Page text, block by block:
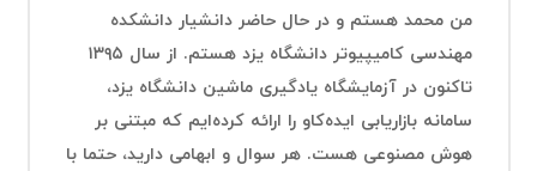
من محمد هستم و در حال حاضر دانشیار دانشکده
مهندسی کامیپیوتر دانشگاه یزد هستم. از سال ۱۳۹۵
تاکنون در آزمایشگاه یادگیری ماشین دانشگاه یزد،
سامانه بازاریابی ایده‌کاو را ارائه کرده‌ایم که مبتنی بر
هوش مصنوعی هست. هر سوال و ابهامی دارید، حتما با